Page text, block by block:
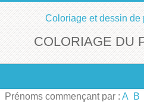
Coloriage et dessin de
COLORIAGE DU
Top 100 des Prénoms
Prénoms commençant par : A B